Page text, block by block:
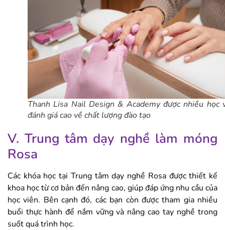
Thanh Lisa Nail Design & Academy được nhiều học
đánh giá cao về chất lượng đào tạo
V. Trung tâm dạy nghề làm móng
Rosa
Các khóa học tại Trung tâm dạy nghề Rosa được thiết kế
khoa học từ cơ bản đến nâng cao, giúp đáp ứng nhu cầu của
học viên. Bên cạnh đó, các bạn còn được tham gia nhiều
buổi thực hành để nắm vững và nâng cao tay nghề trong
suốt quá trình học.